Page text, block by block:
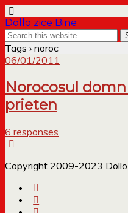
Dollo zice Bine
Tags › noroc
06/01/2011
Norocosul
prieten
6 responses
Copyright 2009-2023 Dollo